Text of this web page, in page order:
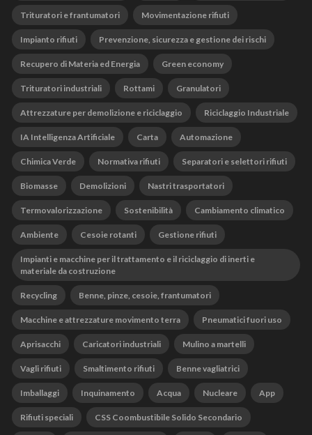
Trituratori e frantumatori Movimentazione rifiuti
Impianto rifiuti Prevenzione, sicurezza e gestione dei rischi
Recupero di Materia ed Energia Green economy
Trituratori industriali Rottami Granulatori
Attrezzature per demolizione e riciclaggio Riciclaggio Industriale
IA Intelligenza Artificiale Carta Automazione
Chimica Verde Normativa rifiuti Separatori e selettori rifiuti
Biomasse Demolizioni Nastri trasportatori
Termovalorizzazione Sostenibilità Cambiamento climatico
Ambiente Cesoie rotanti Gestione rifiuti
Impianti e macchine per il trattamento e il riciclaggio di inerti e
materiale da costruzione
Recycling Benne, pinze, cesoie, frantumatori
Macchine e attrezzature movimento terra Pneumatici fuori uso
Aprisacchi Caricatori industriali Mulino a martelli
Vagli rifiuti Smaltimento rifiuti Benne vagliatrici
Imballaggi Inquinamento Acqua Nucleare App
Rifiuti speciali CSS Coombustibile Solido Secondario